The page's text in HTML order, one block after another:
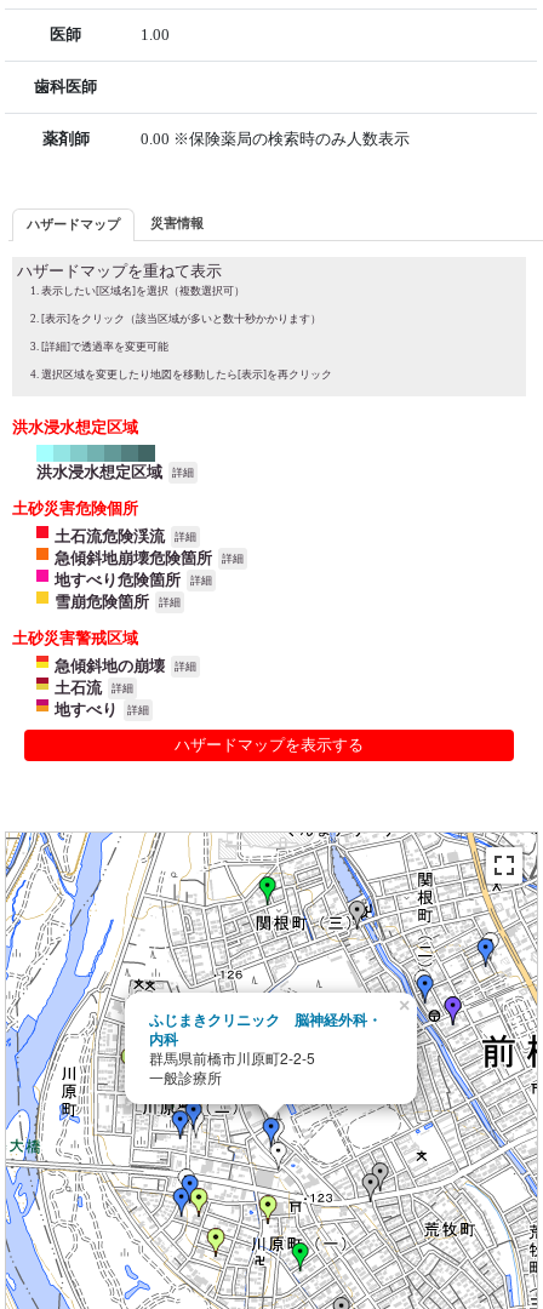
医師 1.00
歯科医師
薬剤師 0.00 ※保険薬局の検索時のみ人数表示
ハザードマップ 災害情報
ハザードマップを重ねて表示
表示したい[区域名]を選択（複数選択可）
[表示]をクリック（該当区域が多いと数十秒かかります）
[詳細]で透過率を変更可能
選択区域を変更したり地図を移動したら[表示]を再クリック
洪水浸水想定区域
洪水浸水想定区域 詳細
土砂災害危険個所
土石流危険渓流
詳細
急傾斜地崩壊危険箇所 詳細
地すべり危険箇所 詳細
雪崩危険箇所 詳細
土砂災害警戒区域
急傾斜地の崩壊
詳細
土石流 詳細
地すべり 詳細
ハザードマップを表示する
ふじまきクリニック 脳神経外科・
内科
群馬県前橋市川原町2-2-5
一般診療所
×